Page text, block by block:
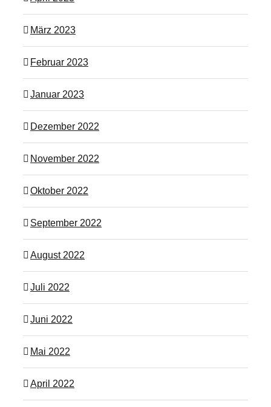
März 2023
Februar 2023
Januar 2023
Dezember 2022
November 2022
Oktober 2022
September 2022
August 2022
Juli 2022
Juni 2022
Mai 2022
April 2022